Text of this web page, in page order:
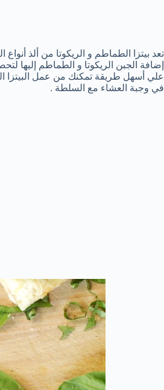
تعد بيتزا الطماطم و الريكوتا من ألذ
إضافة الجبن الريكوتا و الطماطم إليها
علي أسهل طريقة تمكنك من عمل البيتزا
في وجبة العشاء مع السلطة .